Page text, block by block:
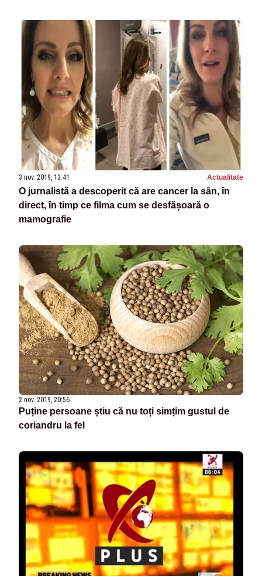
3 nov. 2019, 13:41 Actualitate
O jurnalistă a descoperit că are cancer la sân, în
direct, în timp ce filma cum se desfășoară o
mamografie
2 nov. 2019, 20:56
Puține persoane știu că nu toți simțim gustul de
coriandru la fel